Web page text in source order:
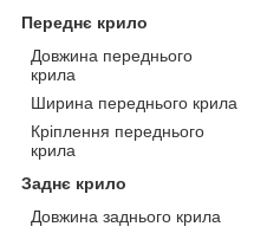
Переднє крило
Довжина переднього
крила
Ширина переднього крила
Кріплення переднього
крила
Заднє крило
Довжина заднього крила